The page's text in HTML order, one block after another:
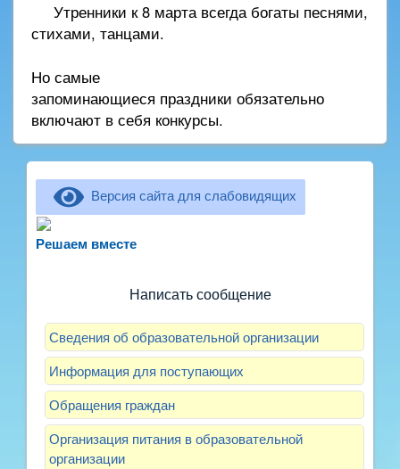
Утренники к 8 марта всегда богаты песнями,
стихами, танцами.
Но самые
запоминающиеся праздники обязательно
включают в себя конкурсы.
Версия сайта для слабовидящих
Решаем вместерассказать о воспитателях? Знаете, как
Написать сообщение
Сведения об образовательной организации
Информация для поступающих
Обращения граждан
Организация питания в образовательной
организации